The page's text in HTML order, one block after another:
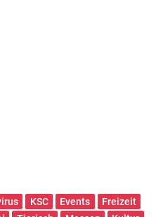
KSC Events
Freizeit